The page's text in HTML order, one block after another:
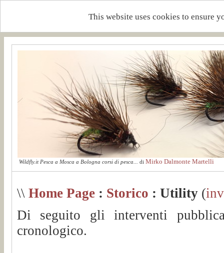
This website uses cookies to ensure
Wildfly.it Pesca a Mosca a Bologna corsi di pesca... di Mirko Dalmonte Martelli
\\ Home Page : Storico : Utility (
Di seguito gli interventi
cronologico.